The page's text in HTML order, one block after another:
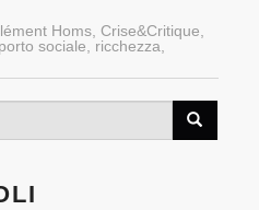
Homs ,Crise&Critique
sociale ricchezza